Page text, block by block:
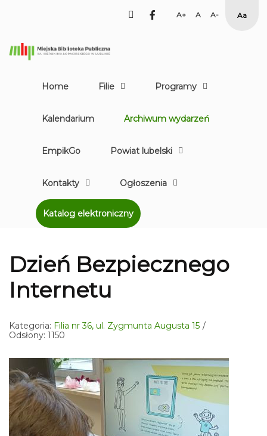
facebook
Set Set
Smaller
High
Home Filie Programy
Kalendarium Archiwum wydarzeń
EmpikGo Powiat lubelski
Kontakty Ogłoszenia
Katalog elektroniczny
Dzień Bezpiecznego
Internetu
Kategoria: Filia nr 36, ul. Zygmunta Augusta 15
Odsłony: 1150